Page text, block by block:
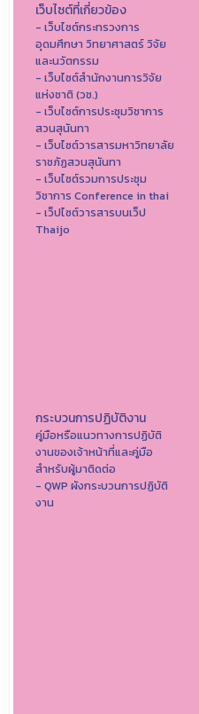
เว็บไซต์ที่เกี่ยวข้อง
- เว็บไซต์กระทรวงการ
อุดมศึกษา วิทยาศาสตร์ วิจัย
และนวัตกรรม
- เว็บไซต์สำนักงานการวิจัย
แห่งชาติ (วช.)
- เว็บไซต์การประชุมวิชาการ
สวนสุนันทา
- เว็บไซต์วารสารมหาวิทยาลัย
ราชภัฏสวนสุนันทา
- เว็บไซต์รวมการประชุม
วิชาการ Conference in thai
- เว็ปไซต์วารสารบนเว็ป
Thaijo
กระบวนการปฏิบัติงาน
คู่มือหรือแนวทางการปฏิบัติ
งานของเจ้าหน้าที่และคู่มือ
สำหรับผู้มาติดต่อ
- QWP ผังกระบวนการปฏิบัติ
งาน